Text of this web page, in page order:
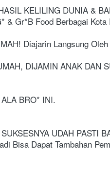
KELILING DUNIA &
Gr*B Food Berbagai
Diajarin Langsung
DIJAMIN ANAK DAN
BRO* INI.
UDAH PASTI
Bisa Dapat Tambahan